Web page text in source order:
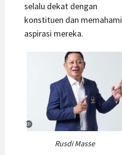
selalu dekat dengan
konstituen dan memahami
aspirasi mereka.
Rusdi Masse